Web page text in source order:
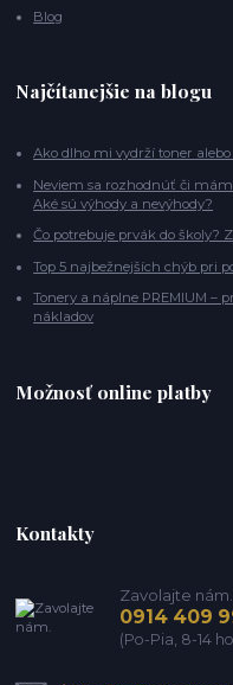
Blog
Najčítanejšie na blogu
Ako dlho mi vydrží toner
Neviem sa rozhodnúť či
Aké sú výhody a nevýhody?
Čo potrebuje prvák do školy?
Top 5 najbežnejších chýb pri
Tonery a náplne PREMIUM –
nákladov
Možnosť online platby
Kontakty
Zavolajte nám.
0914 409
(Po-Pia, 8-14